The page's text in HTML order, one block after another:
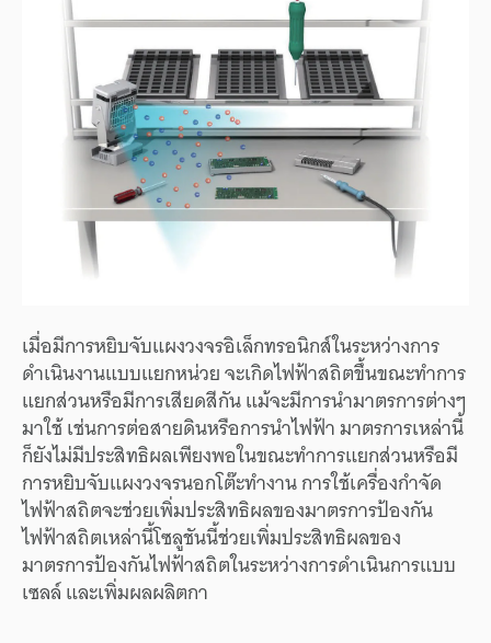
เมื่อมีการหยิบจับแผงวงจรอิเล็กทรอนิกส์ในระหว่างการ
ดำเนินงานแบบแยกหน่วย จะเกิดไฟฟ้าสถิตขึ้นขณะทำการ
แยกส่วนหรือมีการเสียดสีกัน แม้จะมีการนำมาตรการต่างๆ
มาใช้ เช่นการต่อสายดินหรือการนำไฟฟ้า มาตรการเหล่านี้
ก็ยังไม่มีประสิทธิผลเพียงพอในขณะทำการแยกส่วนหรือมี
การหยิบจับแผงวงจรนอกโต๊ะทำงาน การใช้เครื่องกำจัด
ไฟฟ้าสถิตจะช่วยเพิ่มประสิทธิผลของมาตรการป้องกัน
ไฟฟ้าสถิตเหล่านี้โซลูชันนี้ช่วยเพิ่มประสิทธิผลของ
มาตรการป้องกันไฟฟ้าสถิตในระหว่างการดำเนินการแบบ
เซลล์ และเพิ่มผลผลิตกา